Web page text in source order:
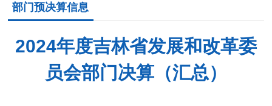
部门预决算信息
2024年度吉林省发展和改革委
员会部门决算（汇总）